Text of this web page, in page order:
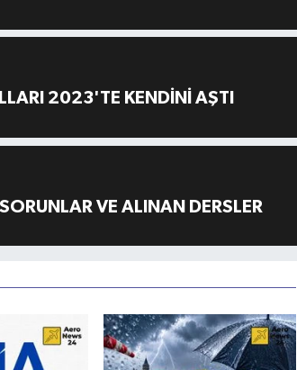
2023'TE KENDİNİ AŞTI
VE ALINAN DERSLER